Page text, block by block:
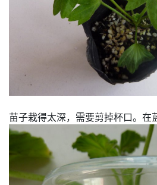
苗子栽得太深，需要剪掉杯口。在